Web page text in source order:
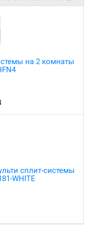
на 2 комнаты
сплит-системы
WHITE